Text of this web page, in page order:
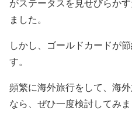
がステータスを見せびらか
ました。
しかし、ゴールドカードが
す。
頻繁に海外旅行をして、海
なら、ぜひ一度検討してみま